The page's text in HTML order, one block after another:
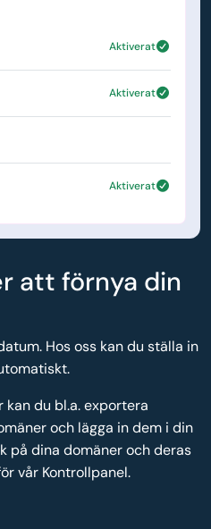
Aktiverat
Aktiverat
Aktiverat
att förnya din
Hos oss kan du ställa in
du bl.a. exportera
och lägga in dem i din
på dina domäner och deras
vår Kontrollpanel.